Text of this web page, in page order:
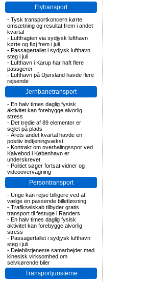
Flytransport
- Tysk transportkoncern kørte
omsætning og resultat frem i andet
kvartal
- Luftfragten via sydjysk lufthavn
kørte og fløj frem i juli
- Passagertallet i sydjysk lufthavn
steg i juli
- Lufthavn i Karup har haft flere
passgerer
- Lufthavn på Djursland havde flere
rejsende
Jernbanetransport
- En halv times daglig fysisk
aktivitet kan forebygge alvorlig
stress
- Det tredie af 89 elementer er
sejlet på plads
- Årets andet kvartal havde en
positiv indtjeningvækst
- Kontrakt om overhalingsspor ved
Kalvebod i København er
underskrevet
- Politiet søger fortsat vidner og
videoovervågning
Persontransport
- Unge kan rejse billigere ved at
vælge en passende billetløsning
- Trafikselskab tilbyder gratis
transport til festuge i Randers
- En halv times daglig fysisk
aktivitet kan forebygge alvorlig
stress
- Passagertallet i sydjysk lufthavn
steg i juli
- Delebilstjeneste samarbejder med
kinesisk virksomhed om
selvkørende biler
Transportjuristerne